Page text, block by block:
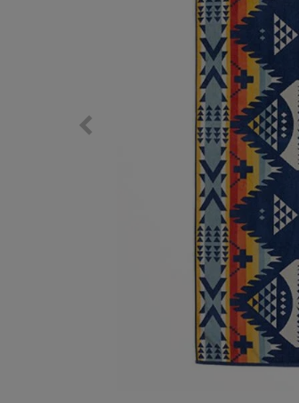
トートバッグ/ボストン